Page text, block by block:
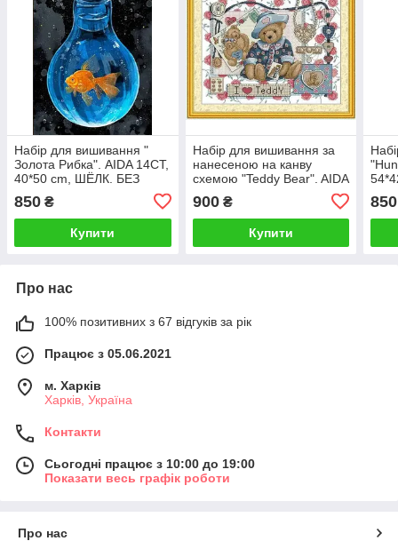
Набір для вишивання "
Золота Рибка". AIDA 14CT,
40*50 cm, ШЁЛК. БЕЗ
схеми.
850 ₴
Купити
Набір для вишивання за
нанесеною на канву
схемою "Teddy Bear". AIDA
900₴
Купити
850
Про нас
100% позитивних з 67 відгуків за рік
Працює з 05.06.2021
м. Харків
Харків, Україна
Контакти
Сьогодні працює з 10:00 до 19:00
Показати весь графік роботи
Про нас